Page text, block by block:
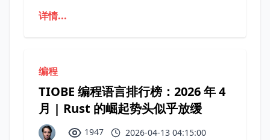
详情...
编程
TIOBE 编程语言排行榜：2026 年 4
月 | Rust 的崛起势头似乎放缓
1947 2026-04-13 04:15:00